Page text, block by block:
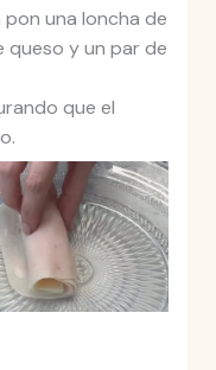
una loncha de
queso y un par de
que el